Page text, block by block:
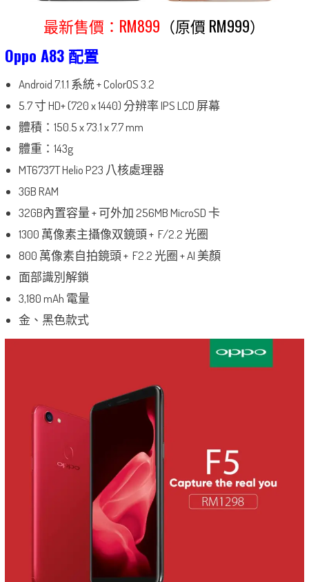
最新售價：RM899 （​​原價 RM999）
Oppo A83 配置
Android 7.1.1 系統 + ColorOS 3.2
5.7 寸 HD+ (720 x 1440) 分辨率 IPS LCD 屏幕
體積：150.5 x 73.1 x 7.7 mm
體重：143g
MT6737T Helio P23 八核處理器
3GB RAM
32GB內置容量 + 可外加 256MB MicroSD 卡
1300 萬像素主攝像双鏡頭 + F/2.2 光圈
800 萬像素自拍鏡頭 + F2.2 光圈 + AI 美顏
面部識別解鎖
3,180 mAh 電量
金、黑色款式